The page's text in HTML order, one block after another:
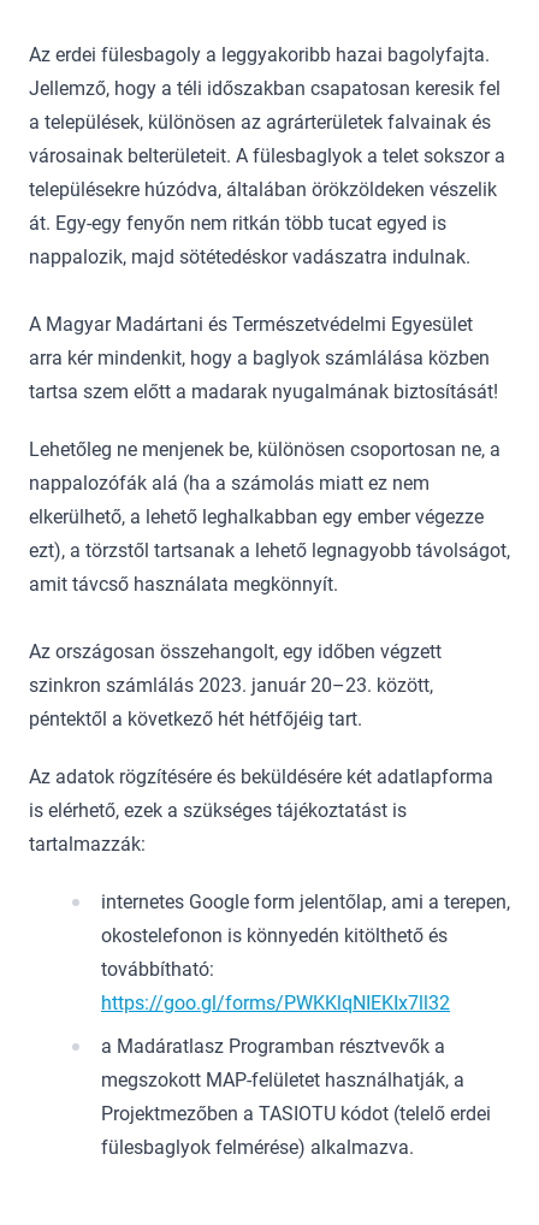
Az erdei fülesbagoly a leggyakoribb hazai bagolyfajta.
Jellemző, hogy a téli időszakban csapatosan keresik fel
a települések, különösen az agrárterületek falvainak és
városainak belterületeit. A fülesbaglyok a telet sokszor a
településekre húzódva, általában örökzöldeken vészelik
át. Egy-egy fenyőn nem ritkán több tucat egyed is
nappalozik, majd sötétedéskor vadászatra indulnak.
A Magyar Madártani és Természetvédelmi Egyesület
arra kér mindenkit, hogy a baglyok számlálása közben
tartsa szem előtt a madarak nyugalmának biztosítását!
Lehetőleg ne menjenek be, különösen csoportosan ne, a
nappalozófák alá (ha a számolás miatt ez nem
elkerülhető, a lehető leghalkabban egy ember végezze
ezt), a törzstől tartsanak a lehető legnagyobb távolságot,
amit távcső használata megkönnyít.
Az országosan összehangolt, egy időben végzett
szinkron számlálás 2023. január 20–23. között,
péntektől a következő hét hétfőjéig tart.
Az adatok rögzítésére és beküldésére két adatlapforma
is elérhető, ezek a szükséges tájékoztatást is
tartalmazzák:
internetes Google form jelentőlap, ami a terepen,
okostelefonon is könnyedén kitölthető és
továbbítható:
https://goo.gl/forms/PWKKlqNIEKIx7ll32
a Madáratlasz Programban résztvevők a
megszokott MAP-felületet használhatják, a
Projektmezőben a TASIOTU kódot (telelő erdei
fülesbaglyok felmérése) alkalmazva.